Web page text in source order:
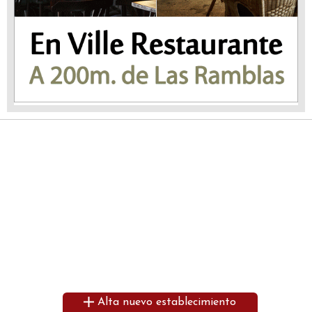
Alta nuevo establecimiento